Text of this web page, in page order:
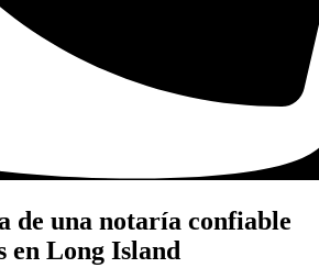
de una notaría confiable
en Long Island